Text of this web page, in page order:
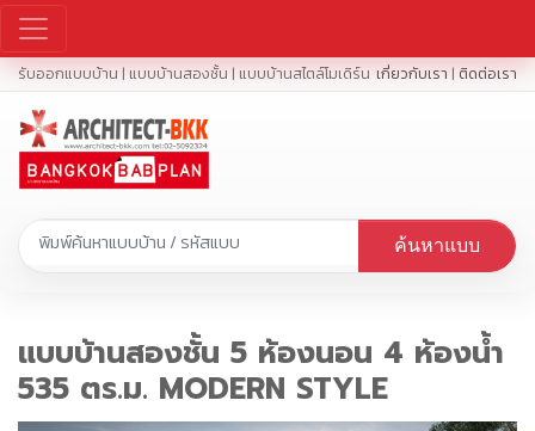
รับออกแบบบ้าน | แบบบ้านสองชั้น | แบบบ้านสไตล์โมเดิร์น เกี่ยวกับเรา | ติดต่อเรา
ค้นหาแบบ
แบบบ้านสองชั้น 5 ห้องนอน 4 ห้องน้ำ
535 ตร.ม. MODERN STYLE